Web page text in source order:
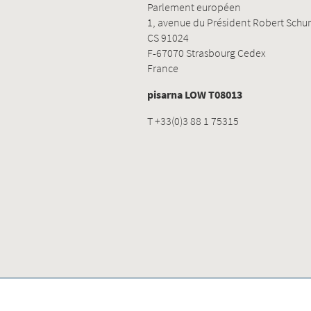
Parlement européen
1, avenue du Président Robert
CS 91024
F-67070 Strasbourg Cedex
France
pisarna LOW T08013
T +33(0)3 88 1 75315